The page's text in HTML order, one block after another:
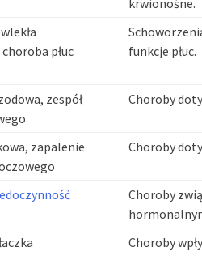
płuc
funkcje płuc.
zespół
Choroby
zapalenie
Choroby
Choroby
Choroby